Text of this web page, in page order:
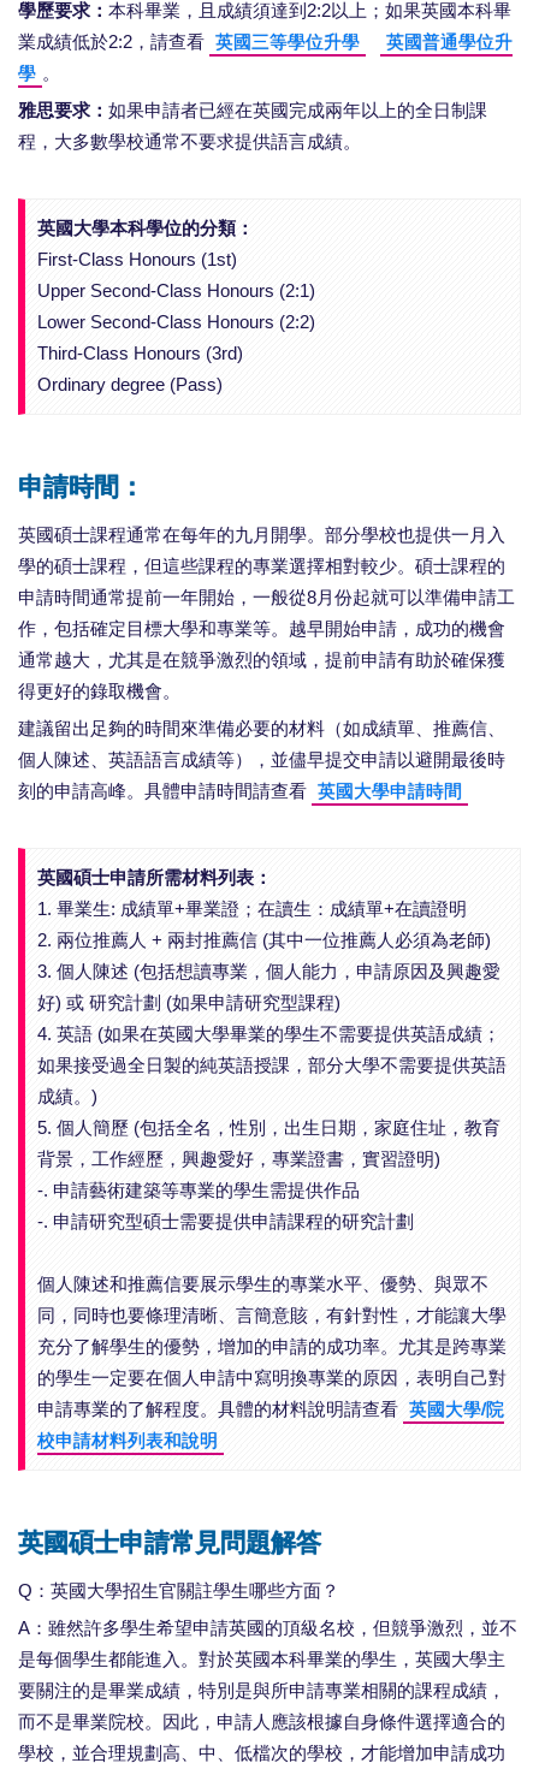
學歷要求： 本科畢業，且成績須達到2:2以上；如果英國本科畢
業成績低於2:2，請查看 英國三等學位升學
英國普通學位升
學 。
雅思要求： 如果申請者已經在英國完成兩年以上的全日制課
程，大多數學校通常不要求提供語言成績。
英國大學本科學位的分類：
First-Class Honours (1st)
Upper Second-Class Honours (2:1)
Lower Second-Class Honours (2:2)
Third-Class Honours (3rd)
Ordinary degree (Pass)
申請時間：
英國碩士課程通常在每年的九月開學。部分學校也提供一月入
學的碩士課程，但這些課程的專業選擇相對較少。碩士課程的
申請時間通常提前一年開始，一般從8月份起就可以準備申請工
作，包括確定目標大學和專業等。越早開始申請，成功的機會
通常越大，尤其是在競爭激烈的領域，提前申請有助於確保獲
得更好的錄取機會。
建議留出足夠的時間來準備必要的材料（如成績單、推薦信、
個人陳述、英語語言成績等），並儘早提交申請以避開最後時
刻的申請高峰。具體申請時間請查看 英國大學申請時間
英國碩士申請所需材料列表：
1. 畢業生: 成績單+畢業證；在讀生：成績單+在讀證明
2. 兩位推薦人 + 兩封推薦信 (其中一位推薦人必須為老師)
3. 個人陳述 (包括想讀專業，個人能力，申請原因及興趣愛
好) 或 研究計劃 (如果申請研究型課程)
4. 英語 (如果在英國大學畢業的學生不需要提供英語成績；
如果接受過全日製的純英語授課，部分大學不需要提供英語
成績。)
5. 個人簡歷 (包括全名，性別，出生日期，家庭住址，教育
背景，工作經歷，興趣愛好，專業證書，實習證明)
-. 申請藝術建築等專業的學生需提供作品
-. 申請研究型碩士需要提供申請課程的研究計劃
個人陳述和推薦信要展示學生的專業水平、優勢、與眾不
同，同時也要條理清晰、言簡意賅，有針對性，才能讓大學
充分了解學生的優勢，增加的申請的成功率。尤其是跨專業
的學生一定要在個人申請中寫明換專業的原因，表明自己對
申請專業的了解程度。具體的材料說明請查看 英國大學/院
校申請材料列表和說明
英國碩士申請常見問題解答
Q：英國大學招生官關註學生哪些方面？
A：雖然許多學生希望申請英國的頂級名校，但競爭激烈，並不
是每個學生都能進入。對於英國本科畢業的學生，英國大學主
要關注的是畢業成績，特別是與所申請專業相關的課程成績，
而不是畢業院校。因此，申請人應該根據自身條件選擇適合的
學校，並合理規劃高、中、低檔次的學校，才能增加申請成功